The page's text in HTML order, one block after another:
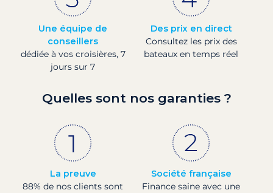
Une équipe de
conseillers
dédiée à vos croisières, 7
jours sur 7
Des prix en direct
Consultez les prix des
bateaux en temps réel
Quelles sont nos garanties ?
La preuve
88% de nos clients sont
Société française
Finance saine avec une